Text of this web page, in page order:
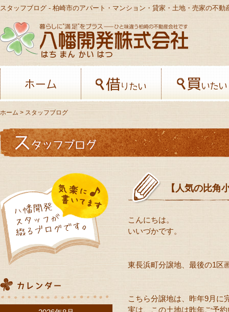
スタッフブログ - 柏崎市のアパート・マンション・貸家・土地・売家の不動
ホーム 借りたい
ホーム > スタッフブログ
【人気の比角
こんにちは。
いいづかです。
東長浜町分譲地、最後の1区
こちら分譲地は、昨年9月に
実は、この土地は昨年ご予